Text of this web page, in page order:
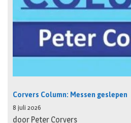
Corvers Column: Messen geslepen
8 juli 2026
door Peter Corvers